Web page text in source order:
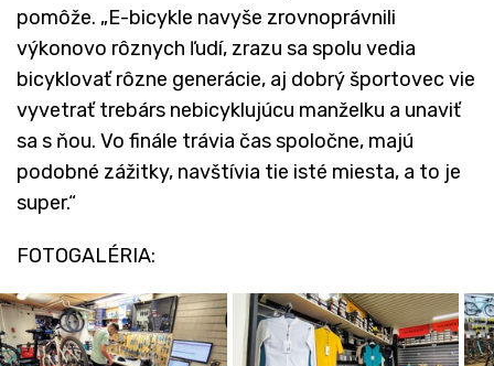
pomôže. „E-bicykle navyše zrovnoprávnili
výkonovo rôznych ľudí, zrazu sa spolu vedia
bicyklovať rôzne generácie, aj dobrý športovec vie
vyvetrať trebárs nebicyklujúcu manželku a unaviť
sa s ňou. Vo finále trávia čas spoločne, majú
podobné zážitky, navštívia tie isté miesta, a to je
super.“
FOTOGALÉRIA: